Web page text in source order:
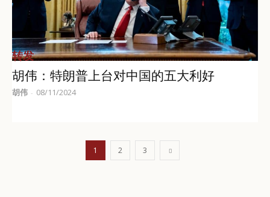
转发
胡伟：特朗普上台对中国的五大利好
胡伟 - 08/11/2024
1 2 3